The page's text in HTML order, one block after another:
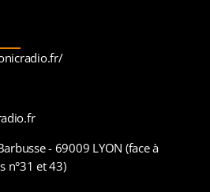
- 69009 LYON (face à
n°31 et 43)